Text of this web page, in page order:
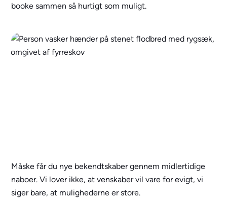
booke sammen så hurtigt som muligt.
Måske får du nye bekendtskaber gennem midlertidige
naboer. Vi lover ikke, at venskaber vil vare for evigt, vi
siger bare, at mulighederne er store.